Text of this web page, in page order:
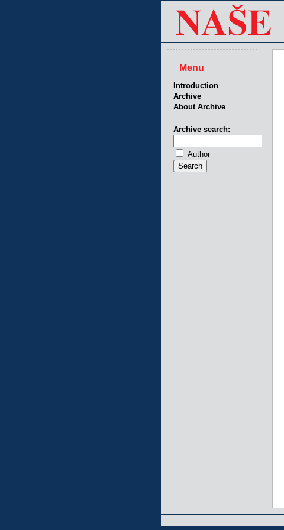
Menu
Introduction
Archive
About Archive
Archive search:
Author